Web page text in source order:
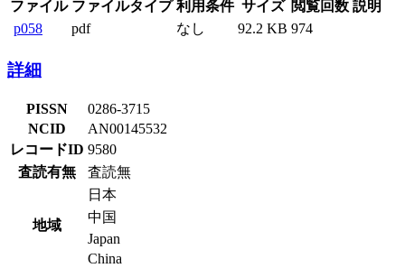
ファイル ファイルタイプ 利用条件 サイズ 閲覧回数 説明
p058 pdf なし 92.2 KB 974
詳細
PISSN
0286-3715
NCID
AN00145532
レコードID 9580
査読有無
査読無
地域
日本
中国
Japan
China